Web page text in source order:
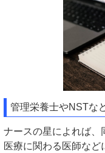
管理栄養士やNSTな
ナースの星によれば、
医療に関わる医師な